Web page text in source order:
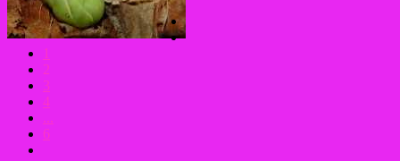
1
2
3
4
...
6